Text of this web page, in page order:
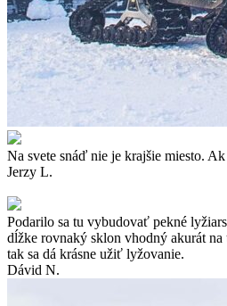
Na svete snáď nie je krajšie miesto.
Jerzy L.
Podarilo sa tu vybudovať pekné
dĺžke rovnaký sklon vhodný akurát
tak sa dá krásne užiť lyžovanie.
Dávid N.